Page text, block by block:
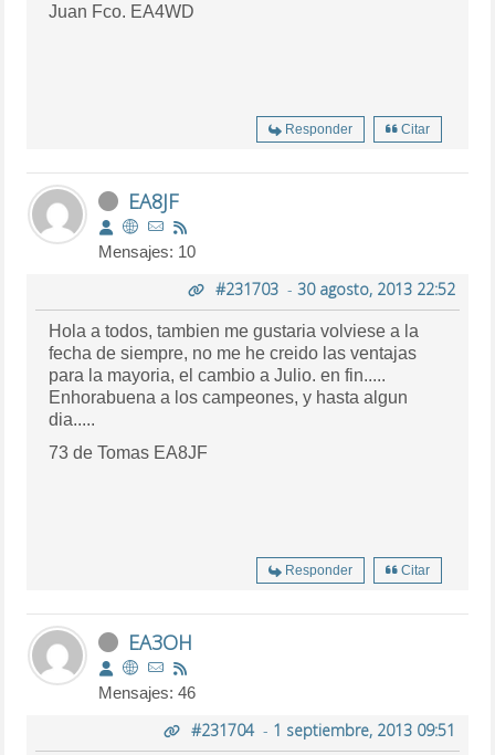
Juan Fco. EA4WD
Responder Citar
EA8JF
Mensajes: 10
#231703- 30 agosto, 2013 22:52
Hola a todos, tambien me gustaria volviese a la
fecha de siempre, no me he creido las ventajas
para la mayoria, el cambio a Julio. en fin.....
Enhorabuena a los campeones, y hasta algun
dia.....
73 de Tomas EA8JF
Responder Citar
EA3OH
Mensajes: 46
#231704- 1 septiembre, 2013 09:51